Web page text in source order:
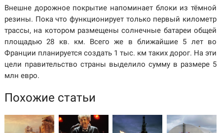
Внешне дорожное покрытие напоминает блоки из тёмной
резины. Пока что функционирует только первый километр
трассы, на котором размещены солнечные батареи общей
площадью 28 кв. км. Всего же в ближайшие 5 лет во
Франции планируется создать 1 тыс. км таких дорог. На эти
цели правительство страны выделило сумму в размере 5
млн евро.
Похожие статьи